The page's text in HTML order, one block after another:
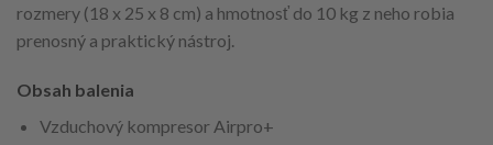
rozmery (18 x 25 x 8 cm) a hmotnosť do 10 kg z neho robia
prenosný a praktický nástroj.
Obsah balenia
Vzduchový kompresor Airpro+